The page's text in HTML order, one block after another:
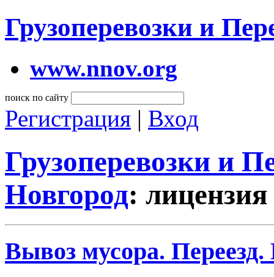
Грузоперевозки и
www.nnov.org
поиск по сайту
Регистрация | Вход
Грузоперевозки и
Новгород:
Вывоз мусора.